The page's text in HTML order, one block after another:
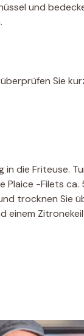
und
Sie
die Friteuse.
Plaice -Filets
trocknen Sie
einem